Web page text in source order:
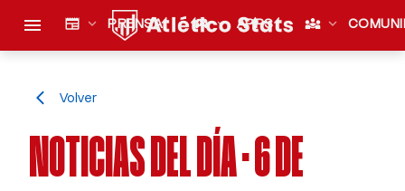
menu newspaper expand_more PRENSA sports_esports expand_more APPS diversity_3 expand_more
arrow_back_ios Volver
NOTICIAS DEL DÍA · 6 DE